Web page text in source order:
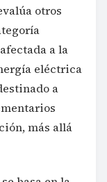
otros
a la
eléctrica
a
más allá